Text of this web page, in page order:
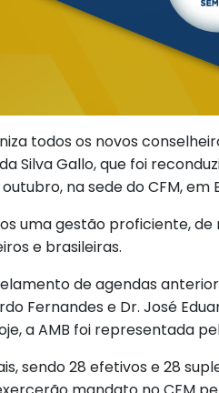
todos os novos
Silva Gallo, que foi
na sede do CFM, em
uma gestão proficiente,
e brasileiras.
de agendas
Fernandes e Dr. José
a AMB foi representada
sendo 28 efetivos e 28